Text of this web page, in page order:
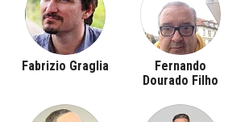
Fabrizio Graglia
Fernando
Dourado Filho